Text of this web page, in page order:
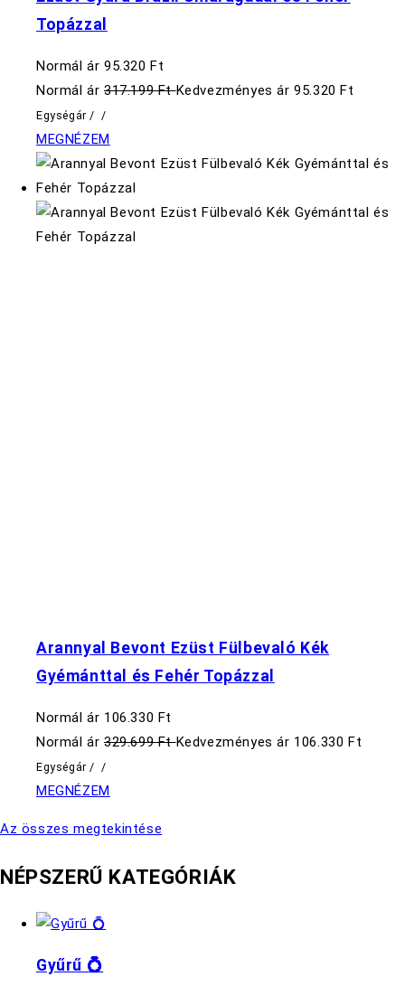
Topázzal
Normál ár 95.320 Ft
Normál ár 317.199 FtKedvezményes ár 95.320 Ft
Egységár / /
MEGNÉZEM
Arannyal Bevont Ezüst Fülbevaló Kék
Gyémánttal és Fehér Topázzal
Normál ár 106.330 Ft
Normál ár 329.699 FtKedvezményes ár 106.330 Ft
Egységár / /
MEGNÉZEM
Az összes megtekintése
NÉPSZERŰ KATEGÓRIÁK
Gyűrű 💍